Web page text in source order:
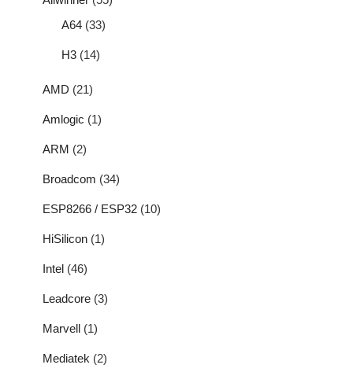
A64 (33)
H3 (14)
AMD (21)
Amlogic (1)
ARM (2)
Broadcom (34)
ESP8266 / ESP32 (10)
HiSilicon (1)
Intel (46)
Leadcore (3)
Marvell (1)
Mediatek (2)